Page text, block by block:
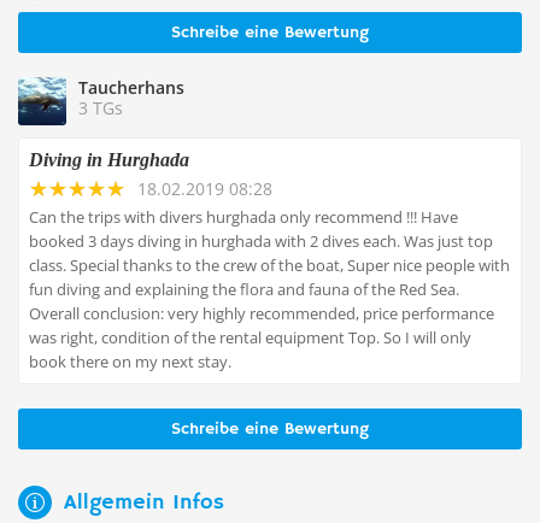
Schreibe eine Bewertung
Taucherhans
3 TGs
Diving in Hurghada
18.02.2019 08:28
Can the trips with divers hurghada only recommend !!! Have
booked 3 days diving in hurghada with 2 dives each. Was just top
class. Special thanks to the crew of the boat, Super nice people with
fun diving and explaining the flora and fauna of the Red Sea.
Overall conclusion: very highly recommended, price performance
was right, condition of the rental equipment Top. So I will only
Schreibe eine Bewertung
Allgemein Infos